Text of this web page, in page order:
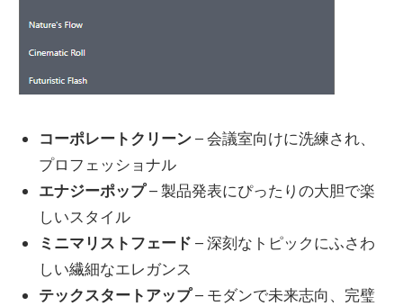
コーポレートクリーン– 会議室向けに洗練され、
プロフェッショナル
エナジーポップ– 製品発表にぴったりの大胆で楽
しいスタイル
ミニマリストフェード – 深刻なトピックにふさわ
しい繊細なエレガンス
テックスタートアップ– モダンで未来志向、完璧